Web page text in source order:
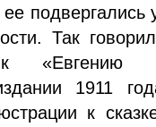
подвергались
Так
«Евгению
1911
к